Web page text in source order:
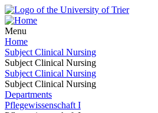
Menu
Home
Subject Clinical Nursing
Subject Clinical Nursing
Subject Clinical Nursing
Subject Clinical Nursing
Departments
Pflegewissenschaft I